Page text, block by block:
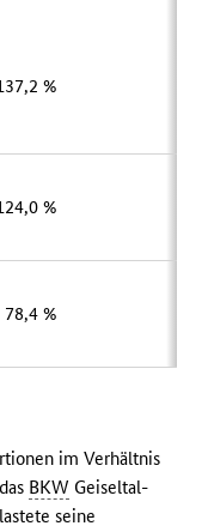
%
%
78,4 %
im Verhältnis
BKW Geiseltal-
seine